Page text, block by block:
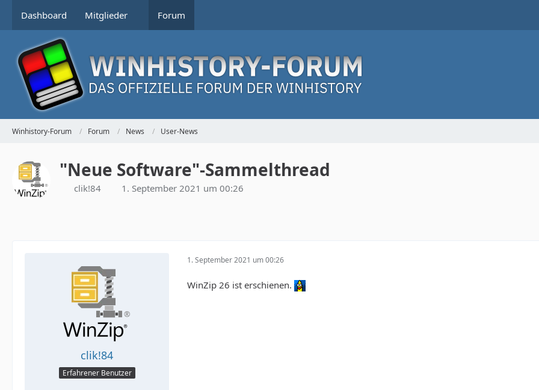
Dashboard Mitglieder Forum
Winhistory-Forum Forum News User-News
"Neue Software"-Sammelthread
clik!84 1. September 2021 um 00:26
clik!84
Erfahrener Benutzer
1. September 2021 um 00:26
WinZip 26 ist erschienen.